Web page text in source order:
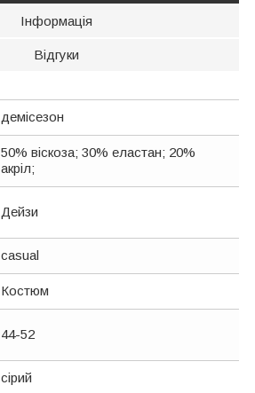
Інформація
Відгуки
демісезон
50% віскоза; 30% еластан; 20%
акріл;
Дейзи
casual
Костюм
44-52
сірий